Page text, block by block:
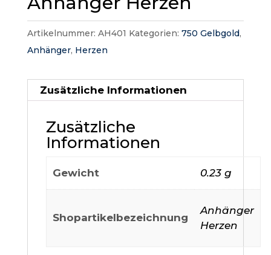
Artikelnummer: AH401 Kategorien: 750 Gelbgold,
Anhänger, Herzen
Zusätzliche Informationen
Zusätzliche
Informationen
Gewicht 0.23 g
Shopartikelbezeichnung
Anhänger
Herzen